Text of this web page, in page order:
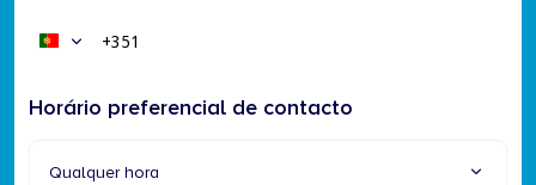
Portugal+351
Horário preferencial de contacto
Qualquer hora